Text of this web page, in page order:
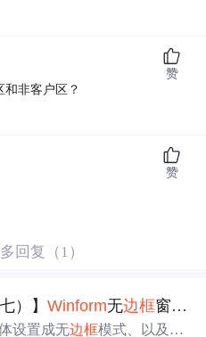
非客户区？
赞
赞
回复（1）
）】Winform无边框窗体拖动功能
设置成无边框模式、以及实